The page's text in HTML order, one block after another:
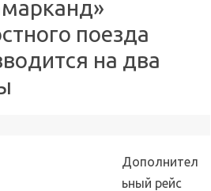
поезда
на два
Дополнител
ьный рейс